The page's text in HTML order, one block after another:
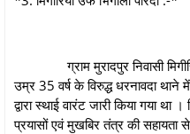
ग्राम मुरादपुर निवासी
उम्र 35 वर्ष के विरुद्ध धरनावदा
द्वारा स्थाई वारंट जारी किया गया
प्रयासों एवं मुखबिर तंत्र की सहायता